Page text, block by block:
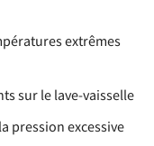
extrêmes
sur le lave-vaisselle
pression excessive